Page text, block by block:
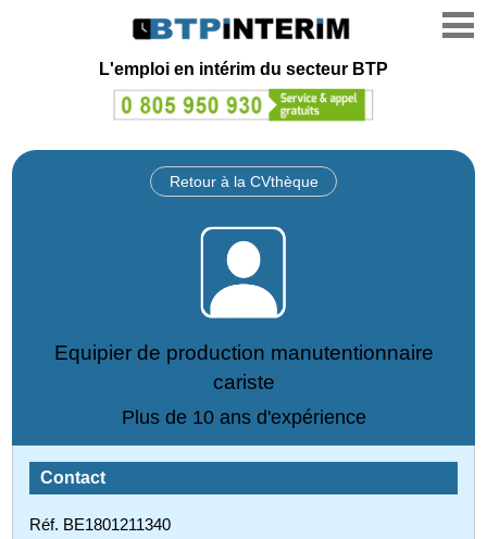
L'emploi en intérim du secteur BTP
Retour à la CVthèque
Equipier de production manutentionnaire
cariste
Plus de 10 ans d'expérience
Contact
Réf. BE1801211340